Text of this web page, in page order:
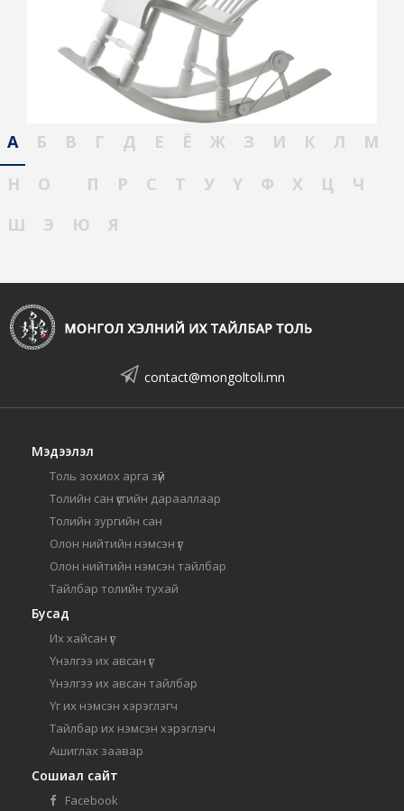
А Б В Г Д Е Ё Ж З И К Л
М
Н
О П Р С Т У Ү Ф Х Ц
Ч
Ш
Э Ю Я
contact@mongoltoli.mn
Мэдээлэл
Толь зохиох арга зүй
Толийн сан үсгийн дарааллаар
Толийн зургийн сан
Олон нийтийн нэмсэн үг
Олон нийтийн нэмсэн тайлбар
Тайлбар толийн тухай
Бусад
Их хайсан үг
Үнэлгээ их авсан үг
Үнэлгээ их авсан тайлбар
Үг их нэмсэн хэрэглэгч
Тайлбар их нэмсэн хэрэглэгч
Ашиглах заавар
Сошиал сайт
Facebook